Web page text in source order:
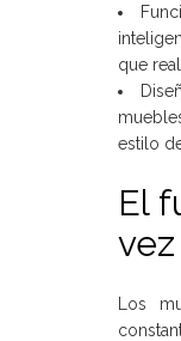
que
estilo
El
Los